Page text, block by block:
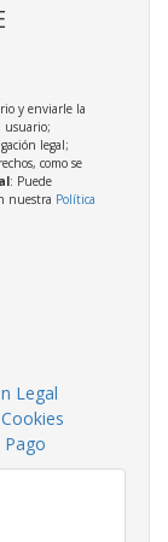
y enviarle la
usuario;
legal;
como se
: Puede
nuestra Política
Legal